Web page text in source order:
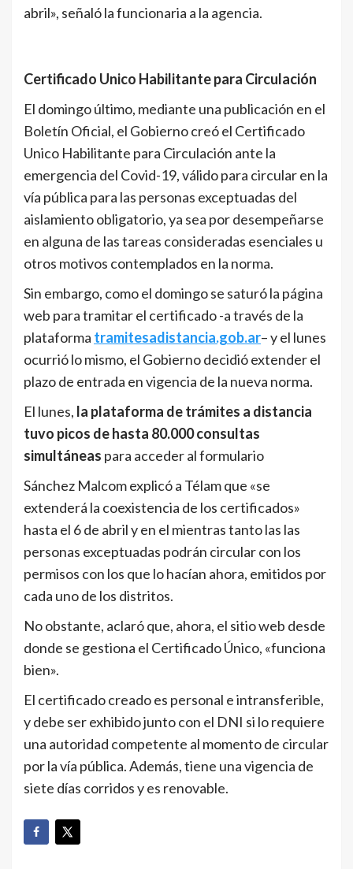
abril», señaló la funcionaria a la agencia.
Certificado Unico Habilitante para Circulación
El domingo último, mediante una publicación en el
Boletín Oficial, el Gobierno creó el Certificado
Unico Habilitante para Circulación ante la
emergencia del Covid-19, válido para circular en la
vía pública para las personas exceptuadas del
aislamiento obligatorio, ya sea por desempeñarse
en alguna de las tareas consideradas esenciales u
otros motivos contemplados en la norma.
Sin embargo, como el domingo se saturó la página
web para tramitar el certificado -a través de la
plataforma tramitesadistancia.gob.ar– y el lunes
ocurrió lo mismo, el Gobierno decidió extender el
plazo de entrada en vigencia de la nueva norma.
El lunes, la plataforma de trámites a distancia
tuvo picos de hasta 80.000 consultas
simultáneas para acceder al formulario
Sánchez Malcom explicó a Télam que «se
extenderá la coexistencia de los certificados»
hasta el 6 de abril y en el mientras tanto las las
personas exceptuadas podrán circular con los
permisos con los que lo hacían ahora, emitidos por
cada uno de los distritos.
No obstante, aclaró que, ahora, el sitio web desde
donde se gestiona el Certificado Único, «funciona
bien».
El certificado creado es personal e intransferible,
y debe ser exhibido junto con el DNI si lo requiere
una autoridad competente al momento de circular
por la vía pública. Además, tiene una vigencia de
siete días corridos y es renovable.